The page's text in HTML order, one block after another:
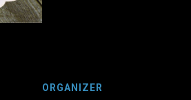
ORGANIZER